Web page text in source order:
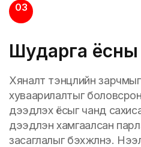
03
Шударга ёсны
Хяналт тэнцлийн
хуваарилалтыг
дээдлэх ёсыг чанд
дээдлэн хамгаалсан
засаглалыг бэхжүүлнэ.